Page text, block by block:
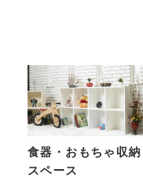
食器・おもちゃ収納
スペース